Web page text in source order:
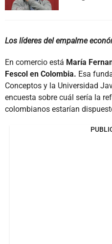
Los líderes del empalme
En comercio está María
Fescol en Colombia. Esa
Conceptos y la Universidad
encuesta sobre cuál sería la
colombianos estarían